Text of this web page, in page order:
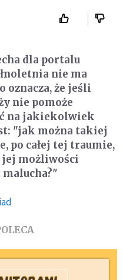
dla portalu
nie ma
oznacza, że jeśli
nie pomoże
na jakiekolwiek
"jak można takiej
po całej tej traumie,
jej możliwości